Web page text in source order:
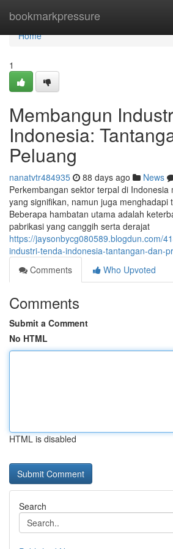
bookmarkpressure
Home
Home
1
Membangun
Indonesia:
Peluang
nanatvtr484935 88 days ago News
Perkembangan sektor terpal di Indonesia
yang signifikan, namun juga menghadapi
Beberapa hambatan utama adalah
pabrikasi yang canggih serta derajat
https://jaysonbycg080589.blogdun.com/
industri-tenda-indonesia-tantangan-dan-
Comments
Who Upvoted
Comments
Submit a Comment
No HTML
HTML is disabled
Search